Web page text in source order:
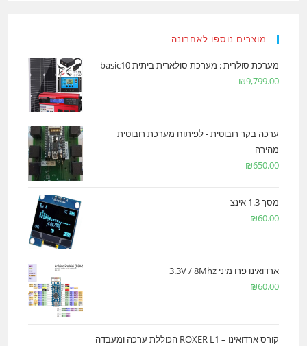
מוצרים נוספו לאחרונה
מערכת סולרית : מערכת סולארית ביתית basic10
₪9,799.00
ערכה בקר רובוטית - לפיתוח מערכת רובוטית
מהירה
₪650.00
מסך 1.3 אינצ
₪60.00
ארדואינו פרו מיני 3.3V / 8Mhz
₪60.00
קורס ארדואינו – ROXER L1 הכוללת ערכה ומעבדה